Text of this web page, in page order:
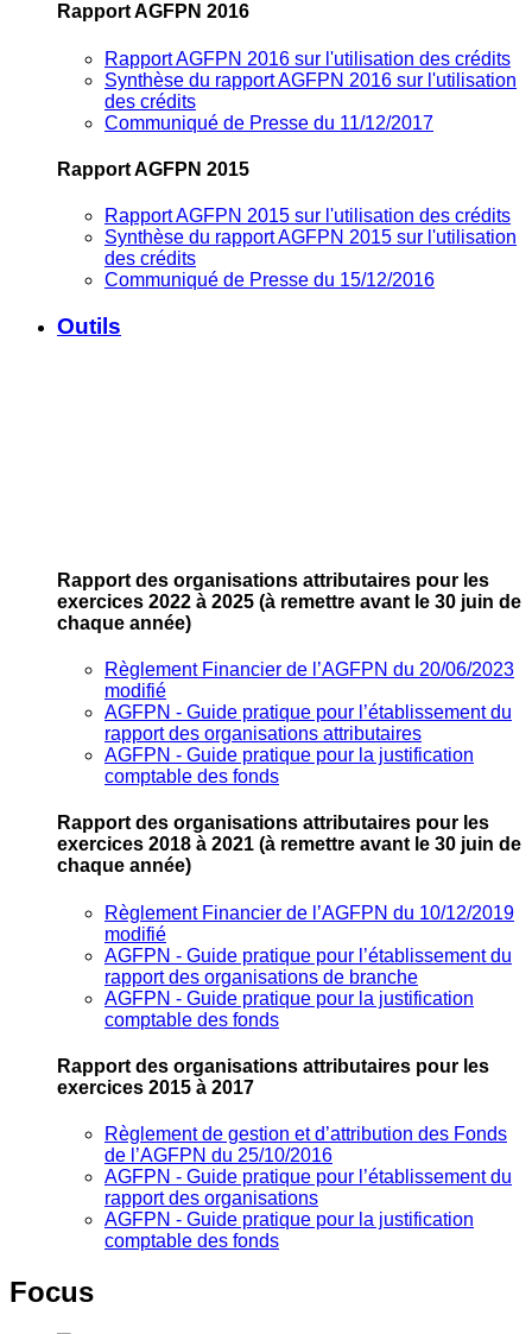
Rapport AGFPN 2016
Rapport AGFPN 2016 sur l'utilisation des crédits
Synthèse du rapport AGFPN 2016 sur l'utilisation
des crédits
Communiqué de Presse du 11/12/2017
Rapport AGFPN 2015
Rapport AGFPN 2015 sur l'utilisation des crédits
Synthèse du rapport AGFPN 2015 sur l'utilisation
des crédits
Communiqué de Presse du 15/12/2016
Outils
Rapport des organisations attributaires pour les
exercices 2022 à 2025 (à remettre avant le 30 juin de
chaque année)
Règlement Financier de l’AGFPN du 20/06/2023
modifié
AGFPN ‐ Guide pratique pour l’établissement du
rapport des organisations attributaires
AGFPN ‐ Guide pratique pour la justification
comptable des fonds
Rapport des organisations attributaires pour les
exercices 2018 à 2021 (à remettre avant le 30 juin de
chaque année)
Règlement Financier de l’AGFPN du 10/12/2019
modifié
AGFPN ‐ Guide pratique pour l’établissement du
rapport des organisations de branche
AGFPN ‐ Guide pratique pour la justification
comptable des fonds
Rapport des organisations attributaires pour les
exercices 2015 à 2017
Règlement de gestion et d’attribution des Fonds
de l’AGFPN du 25/10/2016
AGFPN ‐ Guide pratique pour l’établissement du
rapport des organisations
AGFPN ‐ Guide pratique pour la justification
comptable des fonds
Focus